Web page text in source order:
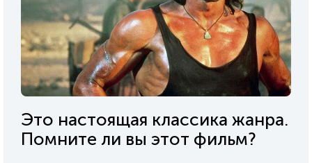
Это настоящая классика жанра.
Помните ли вы этот фильм?